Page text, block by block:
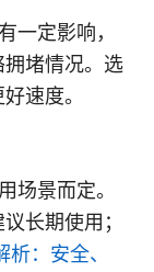
一定影响，
堵情况。选
速度。
场景而定。
长期使用；
：安全、